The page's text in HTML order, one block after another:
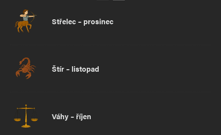
Střelec – prosinec
Štír – listopad
Váhy – říjen